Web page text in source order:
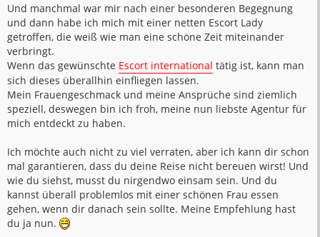
Und manchmal war mir nach einer besonderen Begegnung
und dann habe ich mich mit einer netten Escort Lady
getroffen, die weiß wie man eine schöne Zeit miteinander
verbringt.
Wenn das gewünschte Escort international tätig ist, kann man
sich dieses überallhin einfliegen lassen.
Mein Frauengeschmack und meine Ansprüche sind ziemlich
speziell, deswegen bin ich froh, meine nun liebste Agentur für
mich entdeckt zu haben.
Ich möchte auch nicht zu viel verraten, aber ich kann dir schon
mal garantieren, dass du deine Reise nicht bereuen wirst! Und
wie du siehst, musst du nirgendwo einsam sein. Und du
kannst überall problemlos mit einer schönen Frau essen
gehen, wenn dir danach sein sollte. Meine Empfehlung hast
du ja nun.